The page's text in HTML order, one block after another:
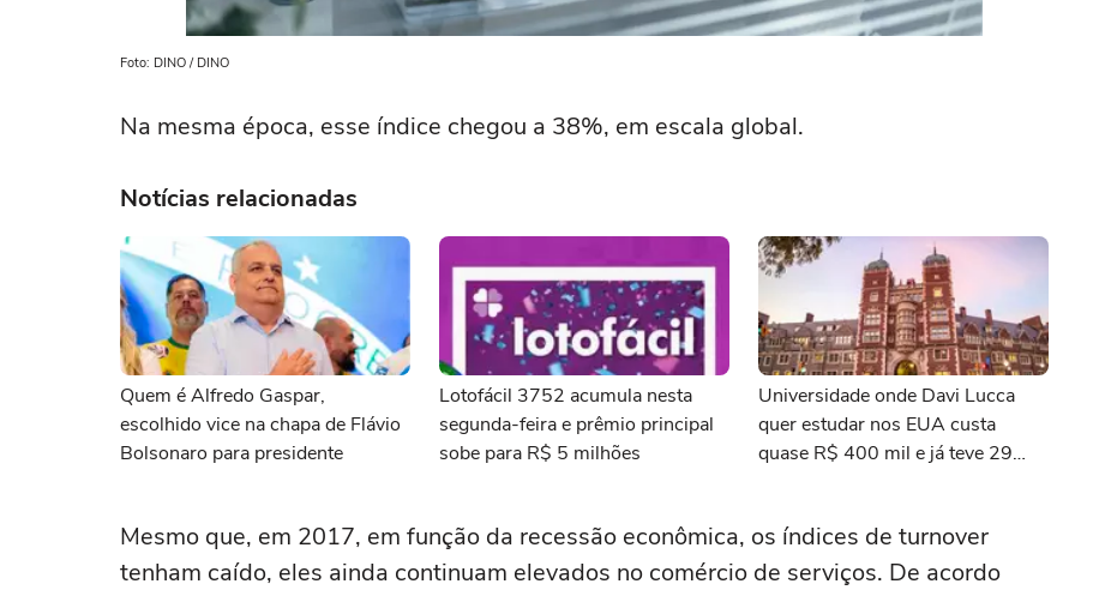
Foto: DINO / DINO
Na mesma época, esse índice chegou a 38%, em escala global.
Notícias relacionadas
Quem é Alfredo Gaspar,
escolhido vice na chapa de Flávio
Bolsonaro para presidente
Lotofácil 3752 acumula nesta
segunda-feira e prêmio principal
sobe para R$ 5 milhões
Universidade onde Davi Lucca
quer estudar nos EUA custa
quase R$ 400 mil e já teve 29
Mesmo que, em 2017, em função da recessão econômica, os índices de turnover
tenham caído, eles ainda continuam elevados no comércio de serviços. De acordo